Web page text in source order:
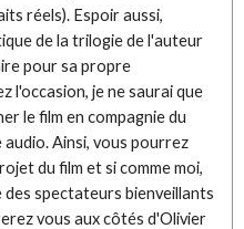
réels). Espoir aussi,
de la trilogie de l'auteur
pour sa propre
l'occasion, je ne saurai que
le film en compagnie du
Ainsi, vous pourrez
du film et si comme moi,
spectateurs bienveillants
vous aux côtés d'Olivier